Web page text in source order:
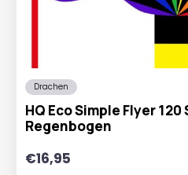
Drachen
HQ Eco Simple Flyer
Regenbogen
€16,95